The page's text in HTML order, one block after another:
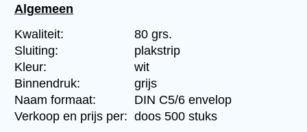
Algemeen
Kwaliteit:
80 grs.
Sluiting:
plakstrip
Kleur:
wit
Binnendruk:
grijs
Naam formaat:
DIN C5/6 envelop
Verkoop en prijs per: doos 500 stuks